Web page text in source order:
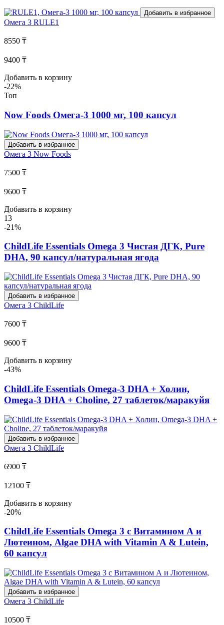
Добавить в избранное
Омега 3 RULE1
8550 ₸
9400 ₸
Добавить в корзину
-22%
Топ
Now Foods Омега-3 1000 мг, 100 капсул
Добавить в избранное
Омега 3 Now Foods
7500 ₸
9600 ₸
Добавить в корзину
13
-21%
ChildLife Essentials Omega 3 Чистая ДГК, Pure
DHA, 90 капсул/натуральная ягода
Добавить в избранное
Омега 3 ChildLife
7600 ₸
9600 ₸
Добавить в корзину
-43%
ChildLife Essentials Omega-3 DHA + Холин,
Omega-3 DHA + Choline, 27 таблеток/маракуйя
Добавить в избранное
Омега 3 ChildLife
6900 ₸
12100 ₸
Добавить в корзину
-20%
ChildLife Essentials Omega 3 с Витамином А и
Лютеином, Algae DHA with Vitamin A & Lutein,
60 капсул
Добавить в избранное
Омега 3 ChildLife
10500 ₸